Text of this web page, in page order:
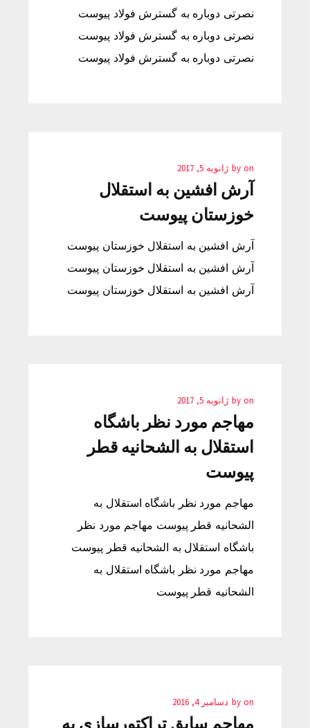
نصرتی دوباره به گسترش فولاد پیوست
نصرتی دوباره به گسترش فولاد پیوست
نصرتی دوباره به گسترش فولاد پیوست
by on ژانویه 5, 2017
آرش افشین به استقلال
خوزستان پیوست
آرش افشین به استقلال خوزستان پیوست
آرش افشین به استقلال خوزستان پیوست
آرش افشین به استقلال خوزستان پیوست
by on ژانویه 5, 2017
مهاجم مورد نظر باشگاه
استقلال به الشحانیه قطر
پیوست
مهاجم مورد نظر باشگاه استقلال به
الشحانیه قطر پیوست مهاجم مورد نظر
باشگاه استقلال به الشحانیه قطر پیوست
مهاجم مورد نظر باشگاه استقلال به
الشحانیه قطر پیوست
by on دسامبر 4, 2016
مهاجم سابق تراکتورسازی به